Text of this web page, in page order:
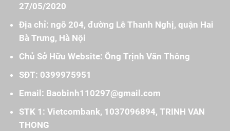
27/05/2020
Địa chỉ: ngõ 204, đường Lê Thanh Nghị, quận Hai
Bà Trưng, Hà Nội
Chủ Sở Hữu Website: Ông Trịnh Văn Thông
SĐT: 0399975951
Email: Baobinh110297@gmail.com
STK 1: Vietcombank, 1037096894, TRINH VAN
THONG